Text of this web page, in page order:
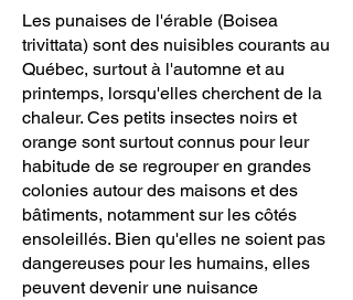
Les punaises de l'érable (Boisea
trivittata) sont des nuisibles courants au
Québec, surtout à l'automne et au
printemps, lorsqu'elles cherchent de la
chaleur. Ces petits insectes noirs et
orange sont surtout connus pour leur
habitude de se regrouper en grandes
colonies autour des maisons et des
bâtiments, notamment sur les côtés
ensoleillés. Bien qu'elles ne soient pas
dangereuses pour les humains, elles
peuvent devenir une nuisance